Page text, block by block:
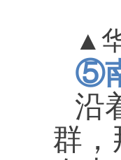
▲
⑤
沿
群，